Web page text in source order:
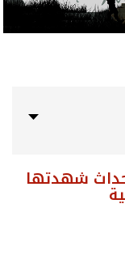
بأحداث شهدتها